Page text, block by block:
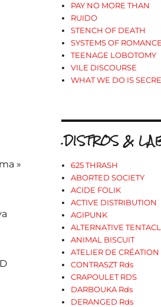
»
PAY NO MORE THAN
RUIDO
STENCH OF DEATH
SYSTEMS OF ROMANCE
TEENAGE LOBOTOMY
VILE DISCOURSE
WHAT WE DO IS
.DISTROS &
625 THRASH
ABORTED SOCIETY
ACIDE FOLIK
ACTIVE DISTRIBUTION
AGIPUNK
ALTERNATIVE
ANIMAL BISCUIT
ATELIER DE
CONTRASZT Rds
CRAPOULET RDS
DARBOUKA Rds
DERANGED Rds